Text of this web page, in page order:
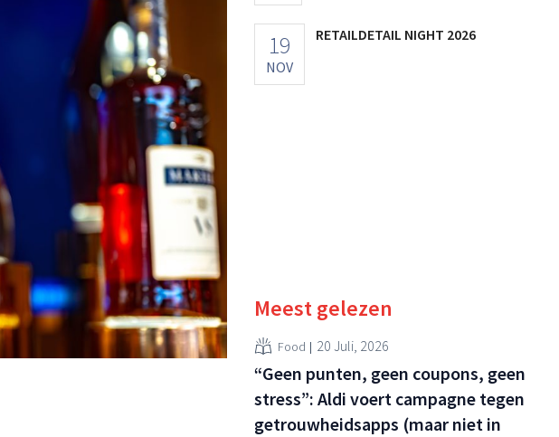
19
NOV
RETAILDETAIL NIGHT 2026
Meest gelezen
Food 20 Juli, 2026
“Geen punten, geen coupons, geen
stress”: Aldi voert campagne tegen
getrouwheidsapps (maar niet in